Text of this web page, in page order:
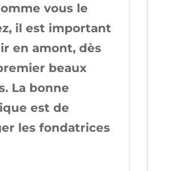
vous le
il est important
en amont, dès
beaux
La bonne
est de
les fondatrices